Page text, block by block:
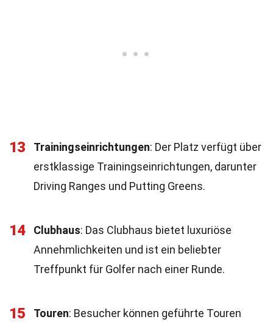
13 Trainingseinrichtungen: Der Platz verfügt über
erstklassige Trainingseinrichtungen, darunter
Driving Ranges und Putting Greens.
14 Clubhaus: Das Clubhaus bietet luxuriöse
Annehmlichkeiten und ist ein beliebter
Treffpunkt für Golfer nach einer Runde.
15 Touren: Besucher können geführte Touren